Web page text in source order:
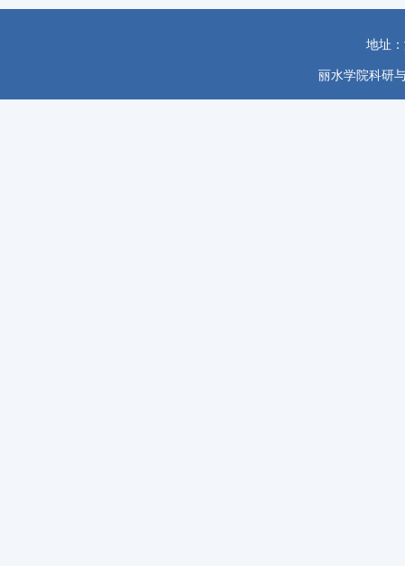
地址
丽水学院科研